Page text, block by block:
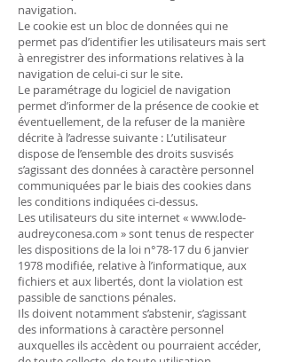
navigation.
Le cookie est un bloc de données qui ne
permet pas d’identifier les utilisateurs mais sert
à enregistrer des informations relatives à la
navigation de celui-ci sur le site.
Le paramétrage du logiciel de navigation
permet d’informer de la présence de cookie et
éventuellement, de la refuser de la manière
décrite à l’adresse suivante : L’utilisateur
dispose de l’ensemble des droits susvisés
s’agissant des données à caractère personnel
communiquées par le biais des cookies dans
les conditions indiquées ci-dessus.
Les utilisateurs du site internet «www.lode-
audreyconesa.com » sont tenus de respecter
les dispositions de la loi n°78-17 du 6 janvier
1978 modifiée, relative à l’informatique, aux
fichiers et aux libertés, dont la violation est
passible de sanctions pénales.
Ils doivent notamment s’abstenir, s’agissant
des informations à caractère personnel
auxquelles ils accèdent ou pourraient accéder,